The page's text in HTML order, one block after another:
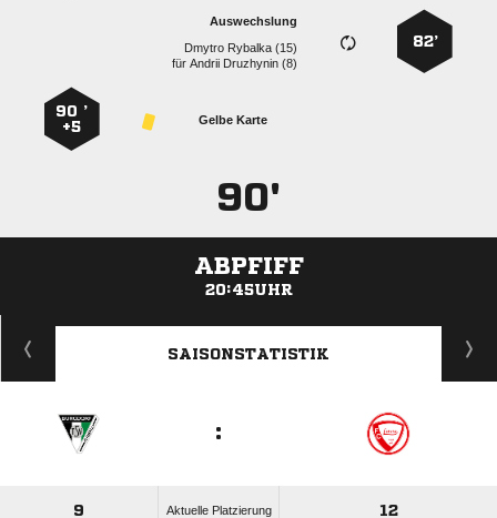
82’
Auswechslung
  
für  
Gelbe Karte
90 ’
+5
90'
ABPFIFF
20:45UHR
ANZEIGE
SAISONSTATISTIK
:
9 Aktuelle Platzierung 12